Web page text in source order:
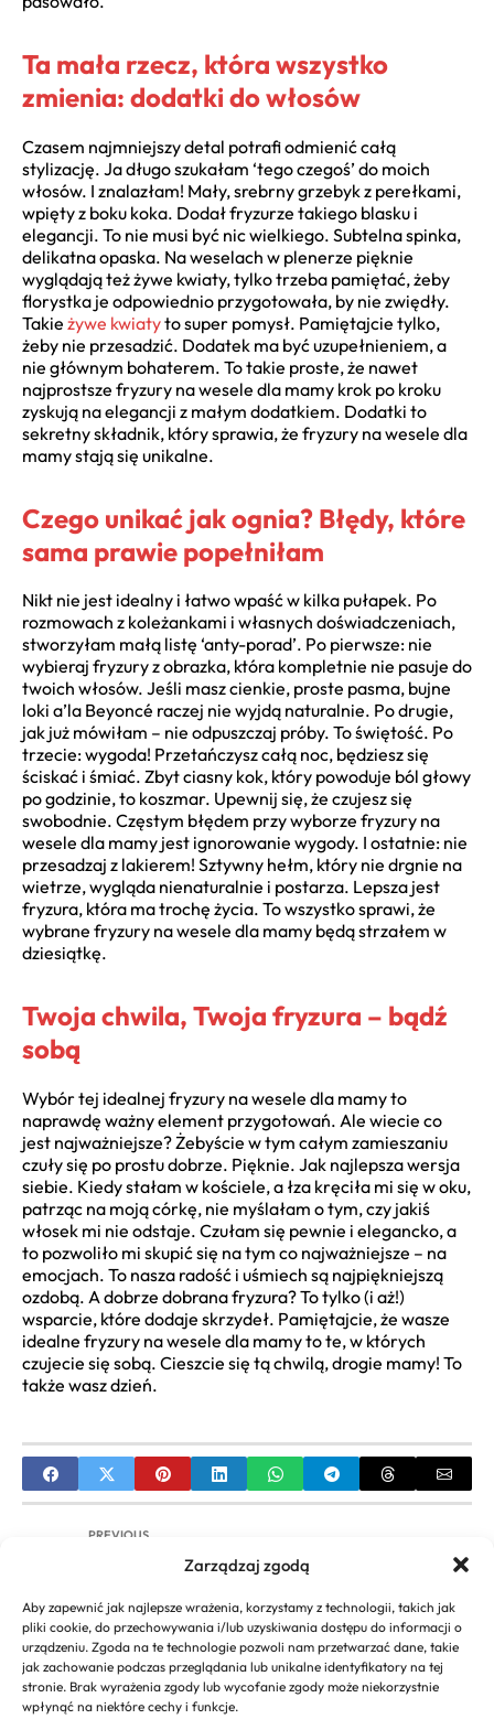
Zarządzaj zgodą
Aby zapewnić jak najlepsze wrażenia, korzystamy z technologii, takich jak
pliki cookie, do przechowywania i/lub uzyskiwania dostępu do informacji o
urządzeniu. Zgoda na te technologie pozwoli nam przetwarzać dane, takie
jak zachowanie podczas przeglądania lub unikalne identyfikatory na tej
stronie. Brak wyrażenia zgody lub wycofanie zgody może niekorzystnie
wpłynąć na niektóre cechy i funkcje.
Ta mała rzecz, która wszystko
zmienia: dodatki do włosów
Czasem najmniejszy detal potrafi odmienić całą
stylizację. Ja długo szukałam ‘tego czegoś’ do moich
włosów. I znalazłam! Mały, srebrny grzebyk z perełkami,
wpięty z boku koka. Dodał fryzurze takiego blasku i
elegancji. To nie musi być nic wielkiego. Subtelna spinka,
delikatna opaska. Na weselach w plenerze pięknie
wyglądają też żywe kwiaty, tylko trzeba pamiętać, żeby
florystka je odpowiednio przygotowała, by nie zwiędły.
Takie żywe kwiatyto super pomysł. Pamiętajcie tylko,
żeby nie przesadzić. Dodatek ma być uzupełnieniem, a
nie głównym bohaterem. To takie proste, że nawet
najprostsze fryzury na wesele dla mamy krok po kroku
zyskują na elegancji z małym dodatkiem. Dodatki to
sekretny składnik, który sprawia, że fryzury na wesele dla
mamy stają się unikalne.
Czego unikać jak ognia? Błędy, które
sama prawie popełniłam
Nikt nie jest idealny i łatwo wpaść w kilka pułapek. Po
rozmowach z koleżankami i własnych doświadczeniach,
stworzyłam małą listę ‘anty-porad’. Po pierwsze: nie
wybieraj fryzury z obrazka, która kompletnie nie pasuje do
twoich włosów. Jeśli masz cienkie, proste pasma, bujne
loki a’la Beyoncé raczej nie wyjdą naturalnie. Po drugie,
jak już mówiłam – nie odpuszczaj próby. To świętość. Po
trzecie: wygoda! Przetańczysz całą noc, będziesz się
ściskać i śmiać. Zbyt ciasny kok, który powoduje ból głowy
po godzinie, to koszmar. Upewnij się, że czujesz się
swobodnie. Częstym błędem przy wyborze fryzury na
wesele dla mamy jest ignorowanie wygody. I ostatnie: nie
przesadzaj z lakierem! Sztywny hełm, który nie drgnie na
wietrze, wygląda nienaturalnie i postarza. Lepsza jest
fryzura, która ma trochę życia. To wszystko sprawi, że
wybrane fryzury na wesele dla mamy będą strzałem w
dziesiątkę.
Twoja chwila, Twoja fryzura – bądź
sobą
Wybór tej idealnej fryzury na wesele dla mamy to
naprawdę ważny element przygotowań. Ale wiecie co
jest najważniejsze? Żebyście w tym całym zamieszaniu
czuły się po prostu dobrze. Pięknie. Jak najlepsza wersja
siebie. Kiedy stałam w kościele, a łza kręciła mi się w oku,
patrząc na moją córkę, nie myślałam o tym, czy jakiś
włosek mi nie odstaje. Czułam się pewnie i elegancko, a
to pozwoliło mi skupić się na tym co najważniejsze – na
emocjach. To nasza radość i uśmiech są najpiękniejszą
ozdobą. A dobrze dobrana fryzura? To tylko (i aż!)
wsparcie, które dodaje skrzydeł. Pamiętajcie, że wasze
idealne fryzury na wesele dla mamy to te, w których
czujecie się sobą. Cieszcie się tą chwilą, drogie mamy! To
także wasz dzień.
PREVIOUS
Cieniowanie Włosów Wokół Twarzy: Jak Osiągnąć
NEXT
Fryzury dla dziewczynek na wesele: Kompletny
Przewodnik i Inspiracje